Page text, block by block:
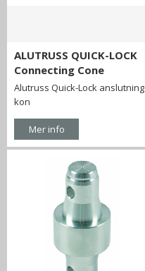
ALUTRUSS QUICK-LOCK
Connecting Cone
Alutruss Quick-Lock anslutning
kon
Mer info